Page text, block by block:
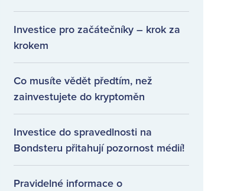
Investice pro začátečníky – krok za
krokem
Co musíte vědět předtím, než
zainvestujete do kryptoměn
Investice do spravedlnosti na
Bondsteru přitahují pozornost médií!
Pravidelné informace o